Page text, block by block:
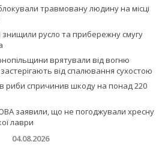
травмовану людину на місці
знищили русло та прибережну смугу
врятували від вогню
від спалювання сухостою
риби спричинив шкоду на понад 220
заявили, що не погоджували хресну
лаври
04.08.2026